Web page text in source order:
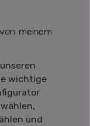
meinem
wichtige
und